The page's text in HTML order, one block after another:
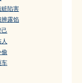
陷害
露馅
偷
车